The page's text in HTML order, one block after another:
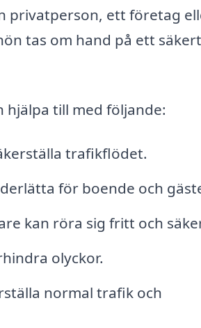
privatperson, ett företag
tas om hand på ett
hjälpa till med följande:
trafikflödet.
för boende och
kan röra sig fritt och
olyckor.
normal trafik och